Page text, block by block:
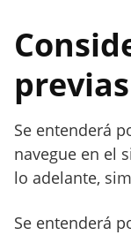
previas
Se entenderá
navegue en el
lo adelante,
Se entenderá